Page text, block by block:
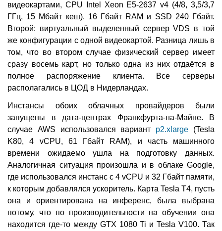
видеокартами, CPU Intel Xeon E5-2637 v4 (4/8, 3,5/3,7
ГГц, 15 Мбайт кеш), 16 Гбайт RAM и SSD 240 Гбайт.
Второй: виртуальный выделенный сервер VDS в той
же конфигурации с одной видеокартой. Разница лишь в
том, что во втором случае физический сервер имеет
сразу восемь карт, но только одна из них отдаётся в
полное распоряжение клиента. Все серверы
располагались в ЦОД в Нидерландах.
Инстансы обоих облачных провайдеров были
запущены в дата-центрах Франкфурта-на-Майне. В
случае AWS использовался вариант p2.xlarge (Tesla
K80, 4 vCPU, 61 Гбайт RAM), и часть машинного
времени ожидаемо ушла на подготовку данных.
Аналогичная ситуация произошла и в облаке Google,
где использовался инстанс с 4 vCPU и 32 Гбайт памяти,
к которым добавлялся ускоритель. Карта Tesla T4, пусть
она и ориентирована на инференс, была выбрана
потому, что по производительности на обучении она
находится где-то между GTX 1080 Ti и Tesla V100. Так